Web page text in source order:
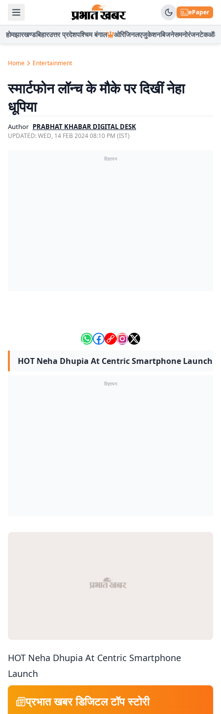
ePaper
होमझारखण्डबिहारउत्तर प्रदेशपश्चिम बंगाल ओरिजिनलएजुकेशनबिजनेसमनोरंजनटेकऑटो
Home Entertainment
स्‍मार्टफोन लॉन्‍च के मौके पर दिखीं नेहा
धूपिया
Author PRABHAT KHABAR DIGITAL DESK
UPDATED:WED, 14 FEB 2024 08:10 PM (IST)
विज्ञापन
HOT Neha Dhupia At Centric Smartphone Launch
विज्ञापन
HOT Neha Dhupia At Centric Smartphone
Launch
प्रभात खबर डिजिटल टॉप स्टोरी